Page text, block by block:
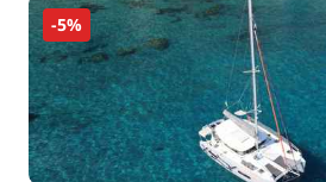
-5%